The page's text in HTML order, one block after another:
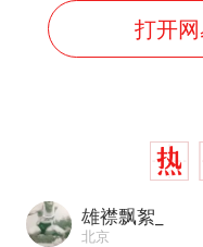
打开
雄襟飘絮_
北京